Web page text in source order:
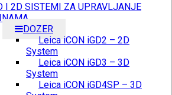
I 2D SISTEMI ZA UPRAVLJANJE
DOZER
Leica iCON iGD2 – 2D
System
Leica iCON iGD3 – 3D
System
Leica iCON iGD4SP – 3D